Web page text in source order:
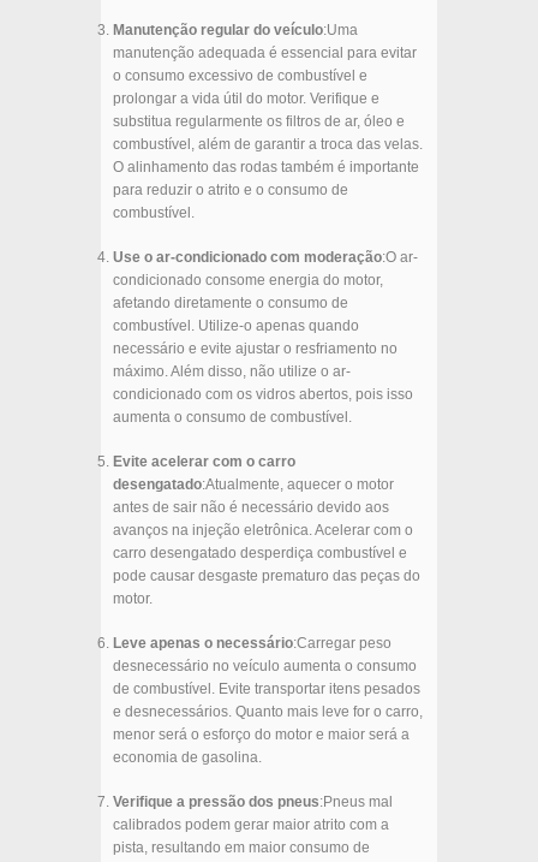
Manutenção regular do veículo:Uma
manutenção adequada é essencial para evitar
o consumo excessivo de combustível e
prolongar a vida útil do motor. Verifique e
substitua regularmente os filtros de ar, óleo e
combustível, além de garantir a troca das velas.
O alinhamento das rodas também é importante
para reduzir o atrito e o consumo de
combustível.
Use o ar-condicionado com moderação:O ar-
condicionado consome energia do motor,
afetando diretamente o consumo de
combustível. Utilize-o apenas quando
necessário e evite ajustar o resfriamento no
máximo. Além disso, não utilize o ar-
condicionado com os vidros abertos, pois isso
aumenta o consumo de combustível.
Evite acelerar com o carro
desengatado:Atualmente, aquecer o motor
antes de sair não é necessário devido aos
avanços na injeção eletrônica. Acelerar com o
carro desengatado desperdiça combustível e
pode causar desgaste prematuro das peças do
motor.
Leve apenas o necessário:Carregar peso
desnecessário no veículo aumenta o consumo
de combustível. Evite transportar itens pesados
e desnecessários. Quanto mais leve for o carro,
menor será o esforço do motor e maior será a
economia de gasolina.
Verifique a pressão dos pneus:Pneus mal
calibrados podem gerar maior atrito com a
pista, resultando em maior consumo de